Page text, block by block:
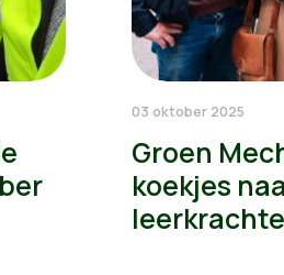
03 oktober 2025
Groen
koekjes